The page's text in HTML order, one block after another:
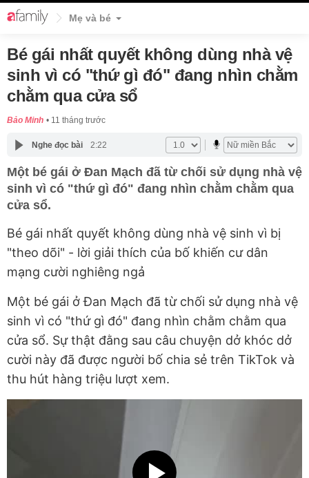
Mẹ và bé
Bé gái nhất quyết không dùng nhà vệ
sinh vì có "thứ gì đó" đang nhìn chằm
chằm qua cửa sổ
Bảo Minh 11 tháng trước
Nghe đọc bài 2:22
Một bé gái ở Đan Mạch đã từ chối sử dụng nhà vệ
sinh vì có "thứ gì đó" đang nhìn chằm chằm qua
cửa sổ.
Bé gái nhất quyết không dùng nhà vệ sinh vì bị
"theo dõi" - lời giải thích của bố khiến cư dân
mạng cười nghiêng ngả
Một bé gái ở Đan Mạch đã từ chối sử dụng nhà vệ
sinh vì có "thứ gì đó" đang nhìn chằm chằm qua
cửa sổ. Sự thật đằng sau câu chuyện dở khóc dở
cười này đã được người bố chia sẻ trên TikTok và
thu hút hàng triệu lượt xem.